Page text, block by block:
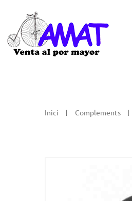
Inici Complements